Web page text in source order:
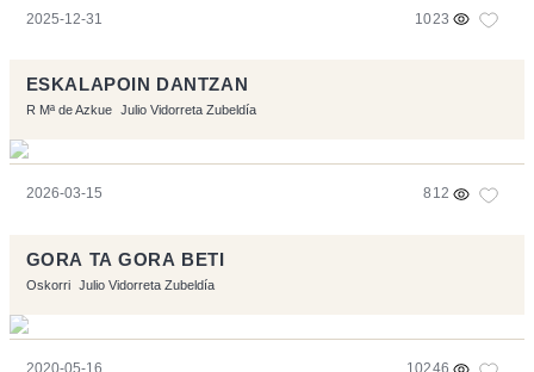
2025-12-31 1023
ESKALAPOIN DANTZAN
R Mª de Azkue Julio Vidorreta Zubeldía
2026-03-15 812
GORA TA GORA BETI
Oskorri Julio Vidorreta Zubeldía
2020-05-16 10246